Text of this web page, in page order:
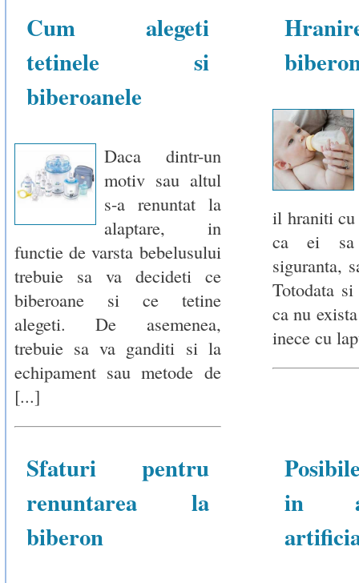
Cum alegeti
tetinele si
biberoanele
Daca dintr-un
motiv sau altul
s-a renuntat la
alaptare, in
functie de varsta bebelusului
trebuie sa va decideti ce
biberoane si ce tetine
alegeti. De asemenea,
trebuie sa va ganditi si la
echipament sau metode de
[...]
il hraniti cu
ca ei
siguranta,
Totodata
ca nu
inece cu
Sfaturi pentru
renuntarea la
biberon
in